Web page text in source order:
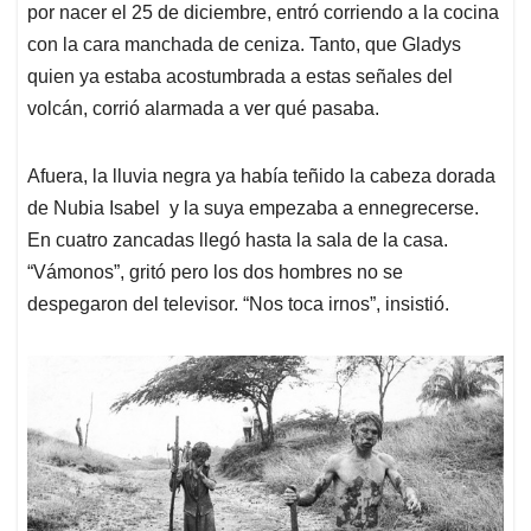
por nacer el 25 de diciembre, entró corriendo a la cocina
con la cara manchada de ceniza. Tanto, que Gladys
quien ya estaba acostumbrada a estas señales del
volcán, corrió alarmada a ver qué pasaba.
Afuera, la lluvia negra ya había teñido la cabeza dorada
de Nubia Isabel y la suya empezaba a ennegrecerse.
En cuatro zancadas llegó hasta la sala de la casa.
“Vámonos”, gritó pero los dos hombres no se
despegaron del televisor. “Nos toca irnos”, insistió.